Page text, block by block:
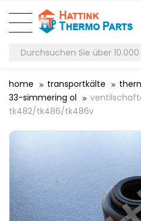
home transportkälte
33-simmering ol
tk482/tk486/tk486v